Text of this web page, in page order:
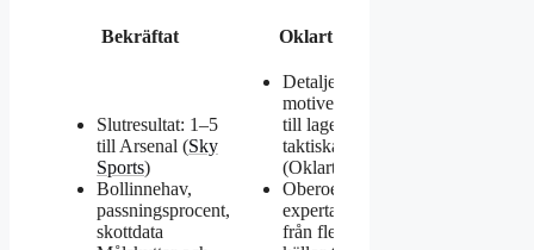
Bekräftat Oklart
Slutresultat: 1–5
till Arsenal (Sky
Sports)
Bollinnehav,
passningsprocent,
skottdata
Detaljerad
motivering
till lagens
taktiska val
(Oklart)
Oberoende
expertanalys
från flera